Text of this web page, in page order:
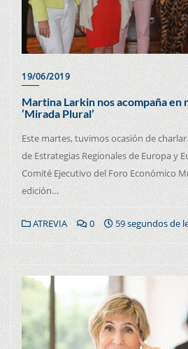
19/06/2019
Martina Larkin nos acompaña en
‘Mirada Plural’
Este martes, tuvimos ocasión de
de Estrategias Regionales de Europa y
Comité Ejecutivo del Foro Económico
edición…
ATREVIA 0 59 segundos de